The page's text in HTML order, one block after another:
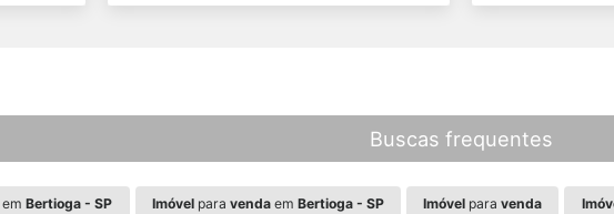
Buscas frequentes
emBertioga - SP Imóvelpara vendaem Bertioga - SP Imóvel paravenda